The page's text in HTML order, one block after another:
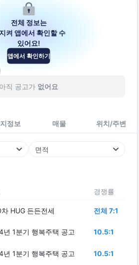
330-34
아직 공고가 없어요
정보 매물 위치/주변
면적
전체 정보는
켜 앱에서 확인할 수
있어요!
앱에서 확인하기
경쟁률
HUG 든든전세 전체 7:1
년 1분기 행복주택 공고 10.5:1
년 1분기 행복주택 공고 10.5:1